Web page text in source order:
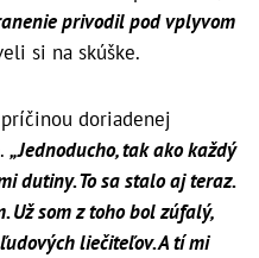
privodil pod vplyvom
si na skúške.
doriadenej
„Jednoducho, tak ako každý
dutiny. To sa stalo aj teraz.
Už som z toho bol zúfalý,
liečiteľov. A tí mi